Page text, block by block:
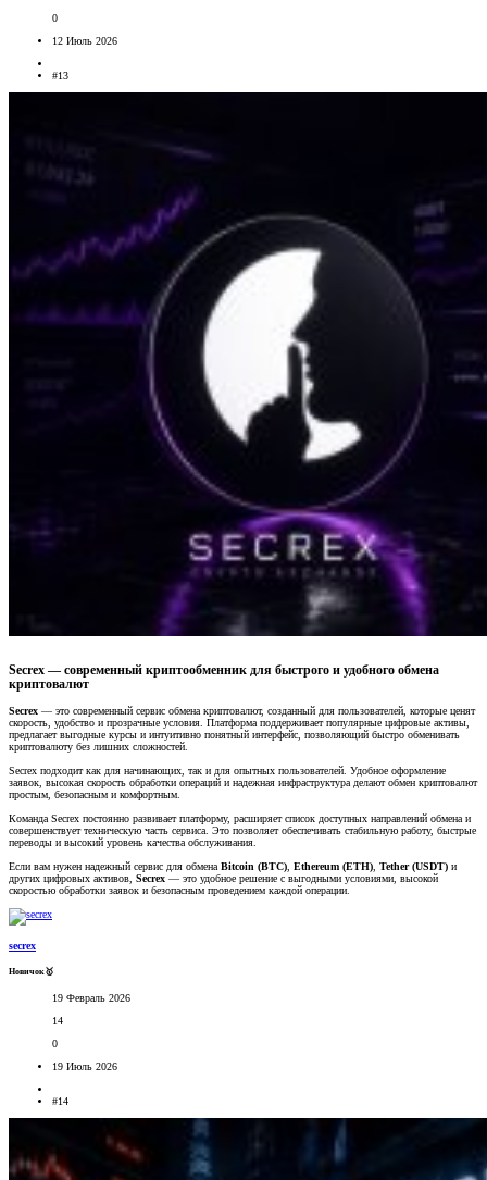
0
12 Июль 2026
#13
Secrex — современный криптообменник для быстрого и удобного обмена
криптовалют​
Secrex — это современный сервис обмена криптовалют, созданный для пользователей, которые ценят
скорость, удобство и прозрачные условия. Платформа поддерживает популярные цифровые активы,
предлагает выгодные курсы и интуитивно понятный интерфейс, позволяющий быстро обменивать
криптовалюту без лишних сложностей.
Secrex подходит как для начинающих, так и для опытных пользователей. Удобное оформление
заявок, высокая скорость обработки операций и надежная инфраструктура делают обмен криптовалют
простым, безопасным и комфортным.
Команда Secrex постоянно развивает платформу, расширяет список доступных направлений обмена и
совершенствует техническую часть сервиса. Это позволяет обеспечивать стабильную работу, быстрые
переводы и высокий уровень качества обслуживания.
Если вам нужен надежный сервис для обмена Bitcoin (BTC) Ethereum (ETH) Tether (USDT) и
других цифровых активов, Secrex — это удобное решение с выгодными условиями, высокой
скоростью обработки заявок и безопасным проведением каждой операции.
secrex
Новичок🥇
19 Февраль 2026
14
0
19 Июль 2026
#14